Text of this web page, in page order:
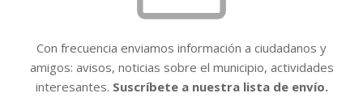
Con frecuencia enviamos información a ciudadanos y
amigos: avisos, noticias sobre el municipio, actividades
interesantes. Suscríbete a nuestra lista de envío.